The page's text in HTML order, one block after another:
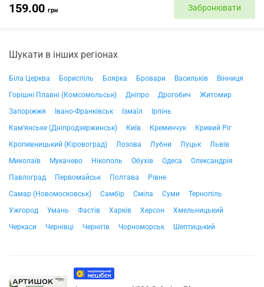
159.00 грн Забронювати
Шукати в інших регіонах
Біла Церква Бориспіль Боярка Бровари Васильків
Вінниця
Горішні Плавні (Комсомольськ)
Дніпро Дрогобич
Житомир
Запоріжжя
Івано-Франківськ Ізмаїл
Ірпінь
Кам'янське (Дніпродзержинськ)
Київ Кременчук
Кривий Ріг
Кропивницький (Кіровоград)
Лозова Лубни Луцьк
Львів
Миколаїв
Мукачево Нікополь Обухів Одеса
Олександрія
Павлоград
Первомайськ Полтава
Рівне
Самар (Новомосковськ)
Самбір Сміла Суми
Тернопіль
Ужгород
Умань Фастів Харків Херсон
Хмельницький
Черкаси
Чернівці Чернігів Чорноморськ Шептицький